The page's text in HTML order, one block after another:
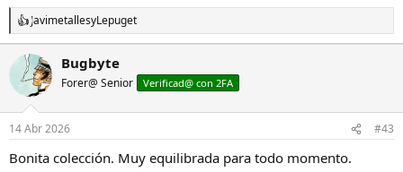
R
e
a
i
o
n
e
s
JavimetallesyLepuget
Bugbyte
Forer@ Senior Verificad@ con 2FA
14 Abr 2026 #43
Bonita colección. Muy equilibrada para todo momento.